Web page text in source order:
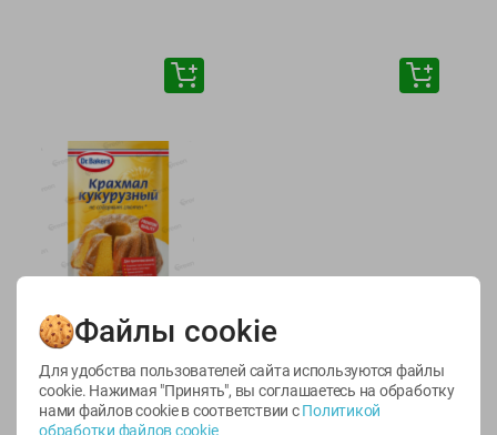
5.79 руб./шт
Dr. Bakers
Файлы cookie
Для удобства пользователей сайта используются файлы
cookie. Нажимая "Принять", вы соглашаетесь на обработку
нами файлов cookie в соответствии с Политикой
обработки файлов cookie